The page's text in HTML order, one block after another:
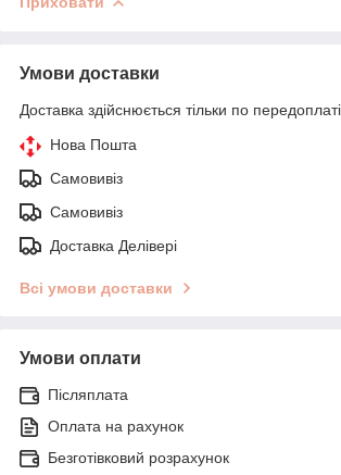
Умови доставки
Доставка здійснюється тільки по передоплаті.
Нова Пошта
Самовивіз
Самовивіз
Доставка Делівері
Всі умови доставки
Умови оплати
Післяплата
Оплата на рахунок
Безготівковий розрахунок